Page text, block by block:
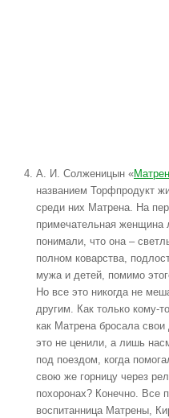
А. И. Солженицын «
названием Торфпродукт
среди них Матрена. На
примечательная
понимали, что она –
полном коварства,
мужа и детей, помимо
Но все это никогда не
другим. Как только кому-
как Матрена бросала
это не ценили, а лишь
под поездом, когда
свою же горницу через
похоронах? Конечно. Все
воспитанница Матрены,